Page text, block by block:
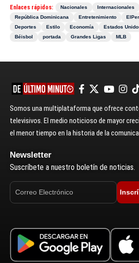
Enlaces rápidos: Nacionales Internacionales
República Dominicana
Entretenimiento
Deportes
Estilo Economía Estados
Béisbol
portada Grandes Ligas MLB
Somos una multiplataforma que ofrece
televisivos. El medio noticioso de mayor
el menor tiempo en la historia de la
Newsletter
Suscríbete a nuestro boletín de noticias.